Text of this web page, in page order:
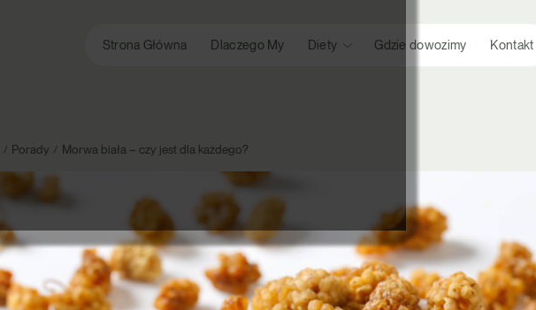
Strona Główna Dlaczego My Diety Gdzie dowozimy Kontakt
Porady Morwa biała – czy jest dla każdego?